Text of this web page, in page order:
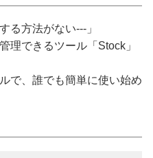
る方法がない---」
理できるツール「Stock」
で、誰でも簡単に使い始め